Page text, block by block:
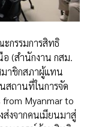
รรมการสิทธิ
(สำนักงาน กสม.
าชิกสภาผู้แทน
สถานที่ในการจัด
from Myanmar to
ส่งจากคนเมียนมาสู่